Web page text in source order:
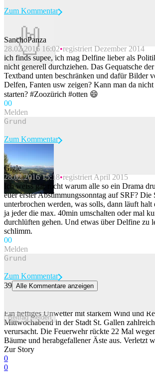
Beitrag melden
Zum Kommentar
SanchoPanza
28.02.2016 16:02 registriert Dezember 2014
ich finds supee, ich mag Delfine lieber als
nicht generell durchziehen. Das Gequatsche
Textband unten beschränken und dafür Bilder
Delfen, Fanten usw zeigen? Kann man da
starten? #Zoozürich #otten 😄
00
Melden
Beitrag melden
Zum Kommentar
Gigle
28.02.2016 15:18 registriert April 2015
Ich weiss gar nicht warum alle so ein Drama
euer erster Abstimmungssonntag auf SRF? Die
unterbrochen werden, was solls, dann läuft
ja jeder die max. 40min umschalten oder mal
durchlüften gehen. Und etwas über Delfine zu
schlimm.
00
Melden
Beitrag melden
Zum Kommentar
39 Alle Kommentare anzeigen
Ein heftiges Unwetter mit starkem Wind und
Mittwochabend in der Stadt St. Gallen
verursacht. Die Feuerwehr rückte 22 Mal
Bäume und herabgefallener Äste aus. Verletzt
Zur Story
0
0